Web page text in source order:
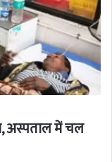
अस्पताल में चल